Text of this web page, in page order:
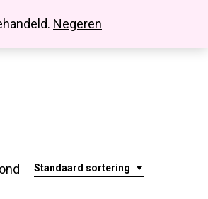
Negeren
Standaard sortering